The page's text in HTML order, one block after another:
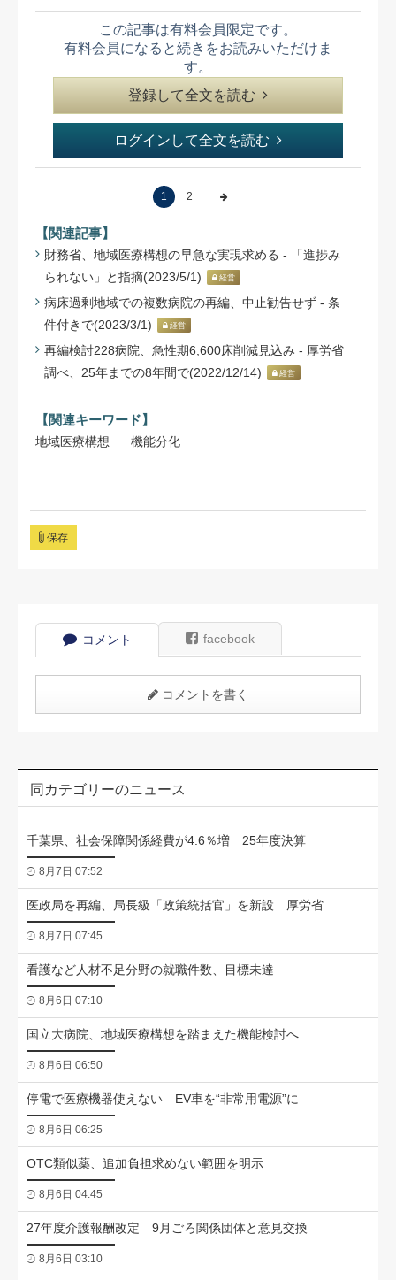
この記事は有料会員限定です。
有料会員になると続きをお読みいただけま
す。
登録して全文を読む
ログインして全文を読む
1 2
【関連記事】
財務省、地域医療構想の早急な実現求める - 「進捗み
られない」と指摘(2023/5/1)
経営
病床過剰地域での複数病院の再編、中止勧告せず - 条
件付きで(2023/3/1)
経営
再編検討228病院、急性期6,600床削減見込み - 厚労省
調べ、25年までの8年間で(2022/12/14)
経営
【関連キーワード】
地域医療構想 機能分化
保存
コメント facebook
コメントを書く
同カテゴリーのニュース
千葉県、社会保障関係経費が4.6％増 25年度決算
8月7日 07:52
医政局を再編、局長級「政策統括官」を新設 厚労省
8月7日 07:45
看護など人材不足分野の就職件数、目標未達
8月6日 07:10
国立大病院、地域医療構想を踏まえた機能検討へ
8月6日 06:50
停電で医療機器使えない EV車を“非常用電源”に
8月6日 06:25
OTC類似薬、追加負担求めない範囲を明示
8月6日 04:45
27年度介護報酬改定 9月ごろ関係団体と意見交換
8月6日 03:10